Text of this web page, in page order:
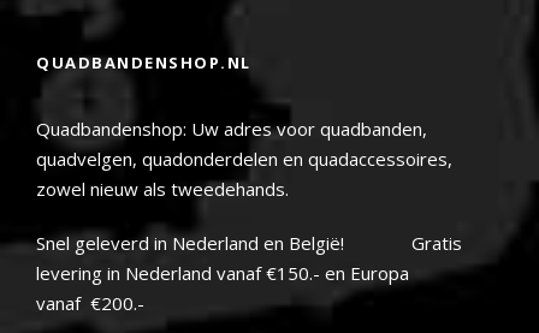
QUADBANDENSHOP.NL
Quadbandenshop: Uw adres voor quadbanden,
quadvelgen, quadonderdelen en quadaccessoires,
zowel nieuw als tweedehands.
Snel geleverd in Nederland en België! Gratis
levering in Nederland vanaf €150.- en Europa
vanaf €200.-